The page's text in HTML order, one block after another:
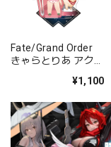
Fate/Grand Order
きゃらとりあ アクリ
¥1,100